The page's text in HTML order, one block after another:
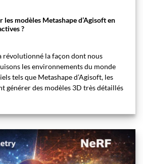
modèles Metashape d’Agisoft en
?
révolutionné la façon dont nous
les environnements du monde
tels que Metashape d’Agisoft, les
générer des modèles 3D très détaillés